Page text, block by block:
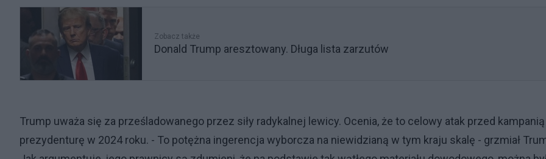
Zobacz także
Donald Trump aresztowany. Długa lista zarzutów
Trump uważa się za prześladowanego przez siły radykalnej lewicy. Ocenia, że to celowy atak przed
prezydenturę w 2024 roku. - To potężna ingerencja wyborcza na niewidzianą w tym kraju skalę - grzmiał